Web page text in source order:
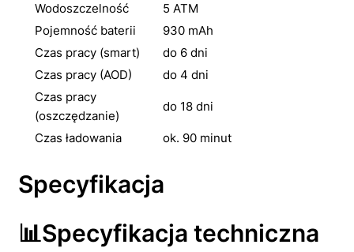
Wodoszczelność
5 ATM
Pojemność baterii
930 mAh
Czas pracy (smart)
do 6 dni
Czas pracy (AOD)
do 4 dni
Czas pracy
(oszczędzanie)
do 18 dni
Czas ładowania ok. 90 minut
Specyfikacja
📊Specyfikacja techniczna